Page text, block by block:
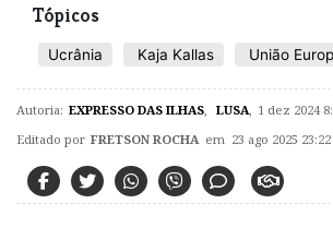
Tópicos
Ucrânia Kaja Kallas União
Autoria: EXPRESSO DAS ILHAS LUSA 1 dez 2024
Editado por FRETSON ROCHA em 23 ago 2025 23:22